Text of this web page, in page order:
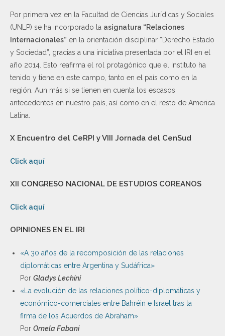
Por primera vez en la Facultad de Ciencias Jurídicas y Sociales
(UNLP) se ha incorporado la asignatura “Relaciones
Internacionales” en la orientación disciplinar “Derecho Estado
y Sociedad”, gracias a una iniciativa presentada por el IRI en el
año 2014. Esto reafirma el rol protagónico que el Instituto ha
tenido y tiene en este campo, tanto en el país como en la
región. Aun más si se tienen en cuenta los escasos
antecedentes en nuestro país, así como en el resto de America
Latina.
X Encuentro del CeRPI y VIII Jornada del CenSud
Click aquí
XII CONGRESO NACIONAL DE ESTUDIOS COREANOS
Click aquí
OPINIONES EN EL IRI
«A 30 años de la recomposición de las relaciones
diplomáticas entre Argentina y Sudáfrica»
Por Gladys Lechini
«La evolución de las relaciones político-diplomáticas y
económico-comerciales entre Bahréin e Israel tras la
firma de los Acuerdos de Abraham»
Por Ornela Fabani